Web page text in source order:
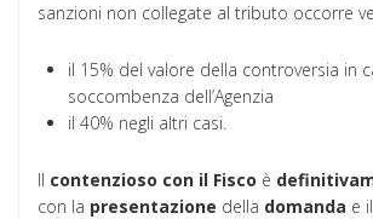
sanzioni non collegate al tributo occorre
il 15% del valore della controversia in
soccombenza dell’Agenzia
il 40% negli altri casi.
Il contenzioso con il Fisco è
con la presentazione della domanda e il